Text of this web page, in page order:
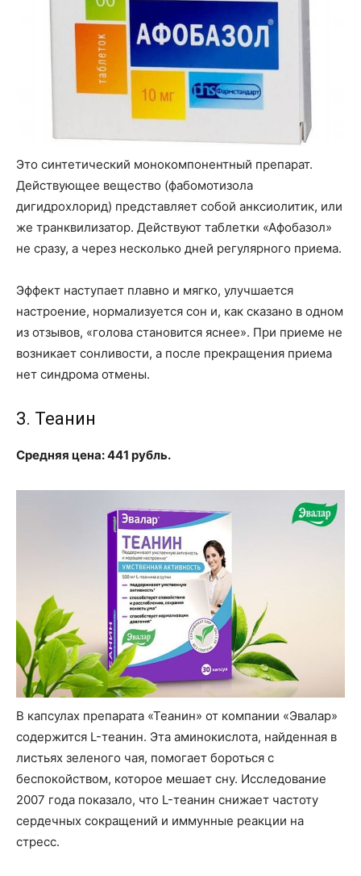
Это синтетический монокомпонентный препарат.
Действующее вещество (фабомотизола
дигидрохлорид) представляет собой анксиолитик, или
же транквилизатор. Действуют таблетки «Афобазол»
не сразу, а через несколько дней регулярного приема.
Эффект наступает плавно и мягко, улучшается
настроение, нормализуется сон и, как сказано в одном
из отзывов, «голова становится яснее». При приеме не
возникает сонливости, а после прекращения приема
нет синдрома отмены.
3. Теанин
Средняя цена: 441 рубль.
В капсулах препарата «Теанин» от компании «Эвалар»
содержится L-теанин. Эта аминокислота, найденная в
листьях зеленого чая, помогает бороться с
беспокойством, которое мешает сну. Исследование
2007 года показало, что L-теанин снижает частоту
сердечных сокращений и иммунные реакции на
стресс.